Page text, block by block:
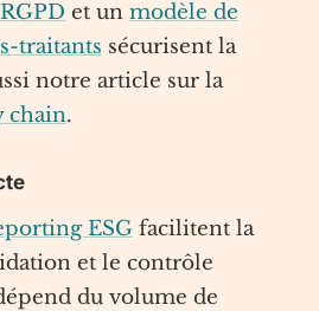
et un modèle de
traitants sécurisent la
notre article sur la
chain.
ESG facilitent la
et le contrôle
du volume de